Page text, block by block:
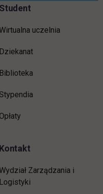
Student
uczelnia
Dziekanat
Biblioteka
Stypendia
Kontakt
Zarządzania i
Logistyki